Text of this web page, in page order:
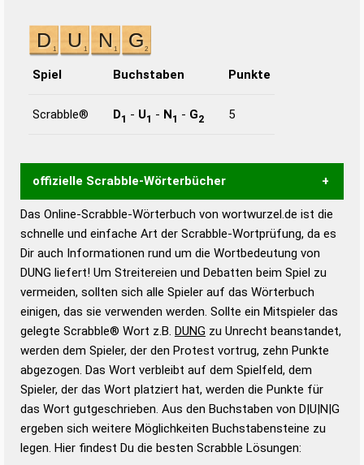
Spiel Buchstaben Punkte
Scrabble® D1 - U1 - N1 - G2 5
offizielle Scrabble-Wörterbücher
Wortwurzel liefert mit Hilfe eines semantischen
Wortanalyse-Algorithmus gute Anhaltspunkte zu
Wortbedeutung, Worttrennung und Wortform, um die
Gültigkeit eines Wortes für das Scrabble-Spiel zu
bestimmen!
zugelassene Turnier Scrabble-
Wörterbücher sind:
Duden – Standardwerk in 12 Bänden
Duden – Richtiges und gutes
Deutsch
Duden – Die deutsche Grammatik
Duden – Deutsches
Das Online-Scrabble-Wörterbuch von wortwurzel.de ist die
schnelle und einfache Art der Scrabble-Wortprüfung, da es
Dir auch Informationen rund um die Wortbedeutung von
DUNG liefert! Um Streitereien und Debatten beim Spiel zu
vermeiden, sollten sich alle Spieler auf das Wörterbuch
einigen, das sie verwenden werden. Sollte ein Mitspieler das
gelegte Scrabble® Wort z.B. DUNG zu Unrecht beanstandet,
werden dem Spieler, der den Protest vortrug, zehn Punkte
abgezogen. Das Wort verbleibt auf dem Spielfeld, dem
Spieler, der das Wort platziert hat, werden die Punkte für
das Wort gutgeschrieben. Aus den Buchstaben von D|U|N|G
ergeben sich weitere Möglichkeiten Buchstabensteine zu
legen. Hier findest Du die besten Scrabble Lösungen: